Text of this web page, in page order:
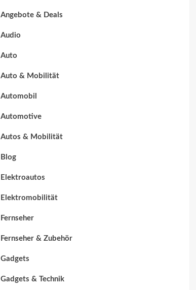
Angebote & Deals
Audio
Auto
Auto & Mobilität
Automobil
Automotive
Autos & Mobilität
Blog
Elektroautos
Elektromobilität
Fernseher
Fernseher & Zubehör
Gadgets
Gadgets & Technik